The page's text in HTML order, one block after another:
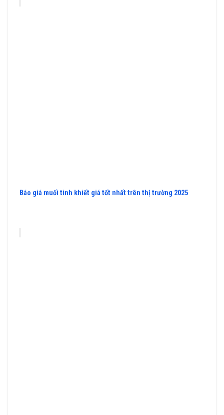
Báo giá muối tinh khiết giá tốt nhất trên thị trường 2025